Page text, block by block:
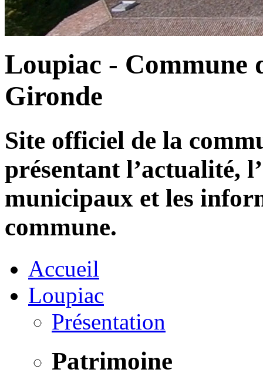
Loupiac - Commune
Gironde
Site officiel de la
présentant l’actualité,
municipaux et les
commune.
Accueil
Loupiac
Présentation
Patrimoine